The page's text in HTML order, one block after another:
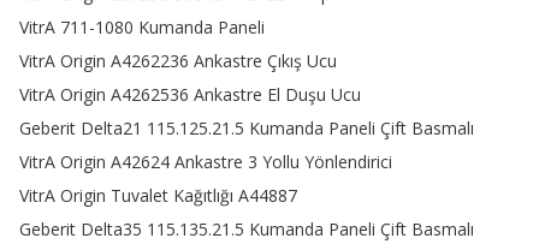
VitrA 711-1080 Kumanda Paneli
VitrA Origin A4262236 Ankastre Çıkış Ucu
VitrA Origin A4262536 Ankastre El Duşu Ucu
Geberit Delta21 115.125.21.5 Kumanda Paneli Çift Basmalı
VitrA Origin A42624 Ankastre 3 Yollu Yönlendirici
VitrA Origin Tuvalet Kağıtlığı A44887
Geberit Delta35 115.135.21.5 Kumanda Paneli Çift Basmalı